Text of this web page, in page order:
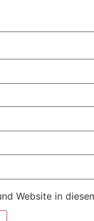
Website in